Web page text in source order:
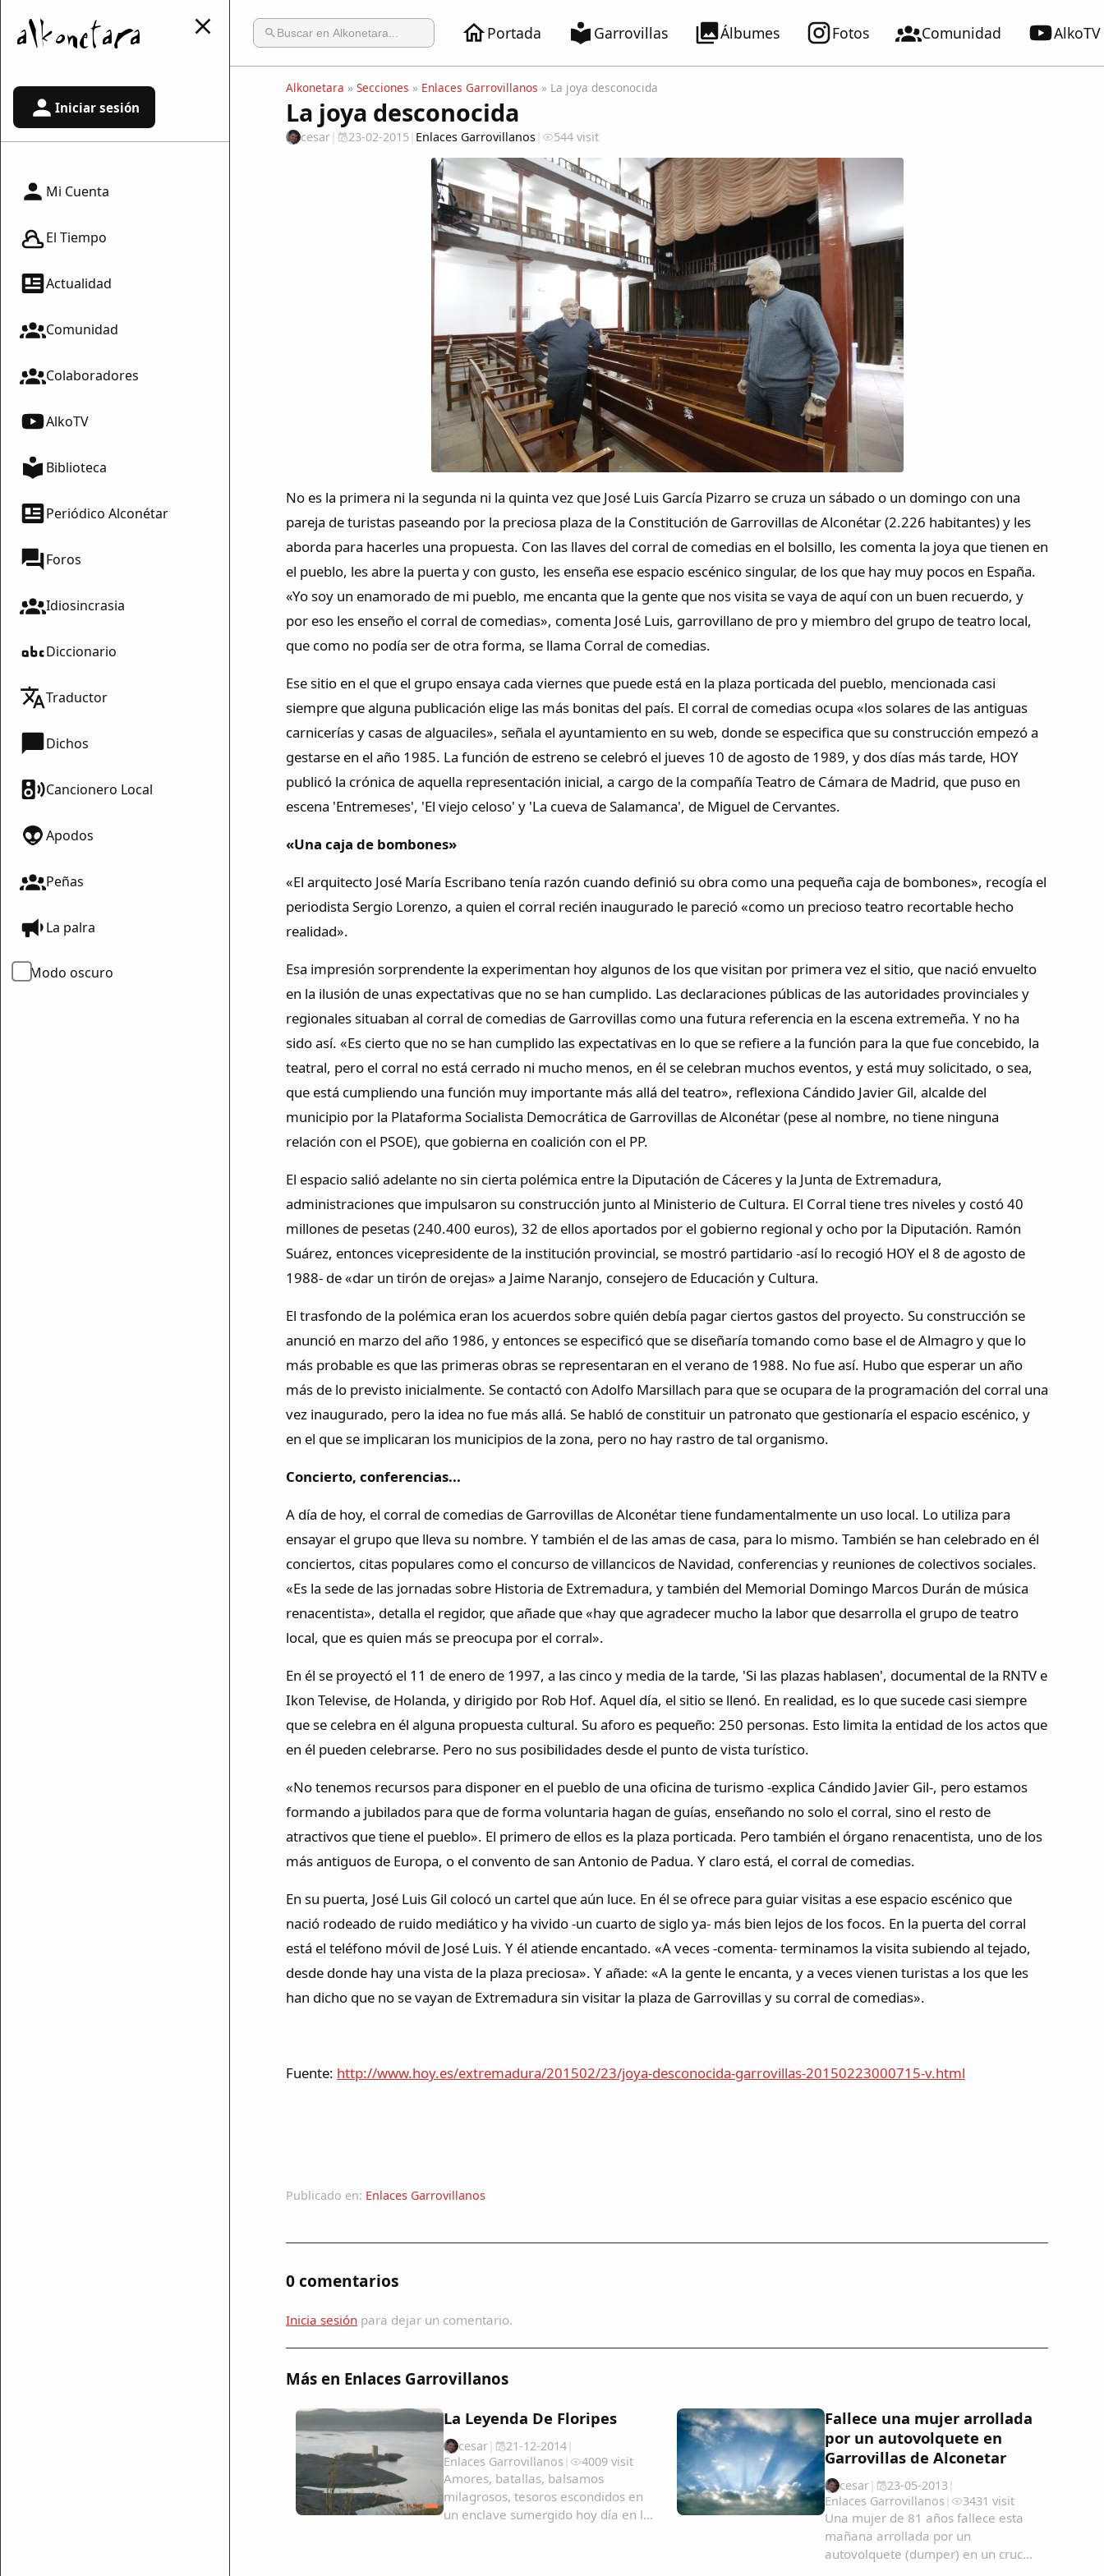
Portada Garrovillas Álbumes Fotos Comunidad AlkoTV
Iniciar sesión
Mi Cuenta
El Tiempo
Actualidad
Comunidad
Colaboradores
AlkoTV
Biblioteca
Periódico Alconétar
Foros
Idiosincrasia
Diccionario
Traductor
Dichos
Cancionero Local
Apodos
Peñas
La palra
Modo oscuro
Alkonetara » Secciones » Enlaces Garrovillanos » La joya desconocida
La joya desconocida
cesar| 23-02-2015| Enlaces Garrovillanos| 544 visit
No es la primera ni la segunda ni la quinta vez que José Luis García Pizarro se cruza un sábado o un domingo con una
pareja de turistas paseando por la preciosa plaza de la Constitución de Garrovillas de Alconétar (2.226 habitantes) y les
aborda para hacerles una propuesta. Con las llaves del corral de comedias en el bolsillo, les comenta la joya que tienen en
el pueblo, les abre la puerta y con gusto, les enseña ese espacio escénico singular, de los que hay muy pocos en España.
«Yo soy un enamorado de mi pueblo, me encanta que la gente que nos visita se vaya de aquí con un buen recuerdo, y
por eso les enseño el corral de comedias», comenta José Luis, garrovillano de pro y miembro del grupo de teatro local,
que como no podía ser de otra forma, se llama Corral de comedias.
Ese sitio en el que el grupo ensaya cada viernes que puede está en la plaza porticada del pueblo, mencionada casi
siempre que alguna publicación elige las más bonitas del país. El corral de comedias ocupa «los solares de las antiguas
carnicerías y casas de alguaciles», señala el ayuntamiento en su web, donde se especifica que su construcción empezó a
gestarse en el año 1985. La función de estreno se celebró el jueves 10 de agosto de 1989, y dos días más tarde, HOY
publicó la crónica de aquella representación inicial, a cargo de la compañía Teatro de Cámara de Madrid, que puso en
escena 'Entremeses', 'El viejo celoso' y 'La cueva de Salamanca', de Miguel de Cervantes.
«Una caja de bombones»
«El arquitecto José María Escribano tenía razón cuando definió su obra como una pequeña caja de bombones», recogía el
periodista Sergio Lorenzo, a quien el corral recién inaugurado le pareció «como un precioso teatro recortable hecho
realidad».
Esa impresión sorprendente la experimentan hoy algunos de los que visitan por primera vez el sitio, que nació envuelto
en la ilusión de unas expectativas que no se han cumplido. Las declaraciones públicas de las autoridades provinciales y
regionales situaban al corral de comedias de Garrovillas como una futura referencia en la escena extremeña. Y no ha
sido así. «Es cierto que no se han cumplido las expectativas en lo que se refiere a la función para la que fue concebido, la
teatral, pero el corral no está cerrado ni mucho menos, en él se celebran muchos eventos, y está muy solicitado, o sea,
que está cumpliendo una función muy importante más allá del teatro», reflexiona Cándido Javier Gil, alcalde del
municipio por la Plataforma Socialista Democrática de Garrovillas de Alconétar (pese al nombre, no tiene ninguna
relación con el PSOE), que gobierna en coalición con el PP.
El espacio salió adelante no sin cierta polémica entre la Diputación de Cáceres y la Junta de Extremadura,
administraciones que impulsaron su construcción junto al Ministerio de Cultura. El Corral tiene tres niveles y costó 40
millones de pesetas (240.400 euros), 32 de ellos aportados por el gobierno regional y ocho por la Diputación. Ramón
Suárez, entonces vicepresidente de la institución provincial, se mostró partidario -así lo recogió HOY el 8 de agosto de
1988- de «dar un tirón de orejas» a Jaime Naranjo, consejero de Educación y Cultura.
El trasfondo de la polémica eran los acuerdos sobre quién debía pagar ciertos gastos del proyecto. Su construcción se
anunció en marzo del año 1986, y entonces se especificó que se diseñaría tomando como base el de Almagro y que lo
más probable es que las primeras obras se representaran en el verano de 1988. No fue así. Hubo que esperar un año
más de lo previsto inicialmente. Se contactó con Adolfo Marsillach para que se ocupara de la programación del corral una
vez inaugurado, pero la idea no fue más allá. Se habló de constituir un patronato que gestionaría el espacio escénico, y
en el que se implicaran los municipios de la zona, pero no hay rastro de tal organismo.
Concierto, conferencias...
A día de hoy, el corral de comedias de Garrovillas de Alconétar tiene fundamentalmente un uso local. Lo utiliza para
ensayar el grupo que lleva su nombre. Y también el de las amas de casa, para lo mismo. También se han celebrado en él
conciertos, citas populares como el concurso de villancicos de Navidad, conferencias y reuniones de colectivos sociales.
«Es la sede de las jornadas sobre Historia de Extremadura, y también del Memorial Domingo Marcos Durán de música
renacentista», detalla el regidor, que añade que «hay que agradecer mucho la labor que desarrolla el grupo de teatro
local, que es quien más se preocupa por el corral».
En él se proyectó el 11 de enero de 1997, a las cinco y media de la tarde, 'Si las plazas hablasen', documental de la RNTV e
Ikon Televise, de Holanda, y dirigido por Rob Hof. Aquel día, el sitio se llenó. En realidad, es lo que sucede casi siempre
que se celebra en él alguna propuesta cultural. Su aforo es pequeño: 250 personas. Esto limita la entidad de los actos que
en él pueden celebrarse. Pero no sus posibilidades desde el punto de vista turístico.
«No tenemos recursos para disponer en el pueblo de una oficina de turismo -explica Cándido Javier Gil-, pero estamos
formando a jubilados para que de forma voluntaria hagan de guías, enseñando no solo el corral, sino el resto de
atractivos que tiene el pueblo». El primero de ellos es la plaza porticada. Pero también el órgano renacentista, uno de los
más antiguos de Europa, o el convento de san Antonio de Padua. Y claro está, el corral de comedias.
En su puerta, José Luis Gil colocó un cartel que aún luce. En él se ofrece para guiar visitas a ese espacio escénico que
nació rodeado de ruido mediático y ha vivido -un cuarto de siglo ya- más bien lejos de los focos. En la puerta del corral
está el teléfono móvil de José Luis. Y él atiende encantado. «A veces -comenta- terminamos la visita subiendo al tejado,
desde donde hay una vista de la plaza preciosa». Y añade: «A la gente le encanta, y a veces vienen turistas a los que les
han dicho que no se vayan de Extremadura sin visitar la plaza de Garrovillas y su corral de comedias».
Fuente: http://www.hoy.es/extremadura/201502/23/joya-desconocida-garrovillas-20150223000715-v.html
Publicado en: Enlaces Garrovillanos
0 comentarios
Inicia sesión para dejar un comentario.
Más en Enlaces Garrovillanos
La Leyenda De Floripes
cesar| 21-12-2014|
Enlaces Garrovillanos | 4009 visit
Amores, batallas, balsamos
milagrosos, tesoros escondidos en
un enclave sumergido hoy día en las
Fallece una mujer arrollada
por un autovolquete en
Garrovillas de Alconetar
cesar| 23-05-2013|
Enlaces Garrovillanos | 3431 visit
Una mujer de 81 años fallece esta
mañana arrollada por un
autovolquete (dumper) en un cruce